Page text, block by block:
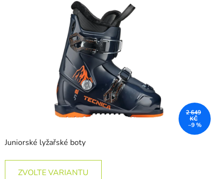
Juniorské lyžařské boty
ZVOLTE VARIANTU
2 649
KČ
–9 %